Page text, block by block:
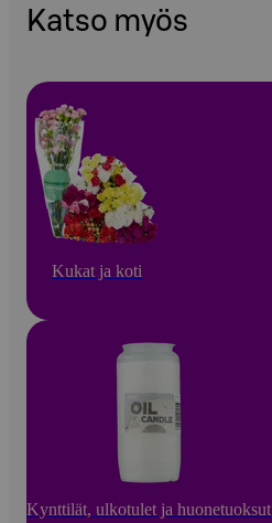
Katso myös
Kukat ja koti
Kynttilät, ulkotulet ja huonetuoksut